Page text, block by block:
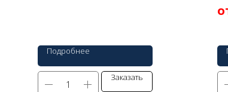
Подробнее
Заказать